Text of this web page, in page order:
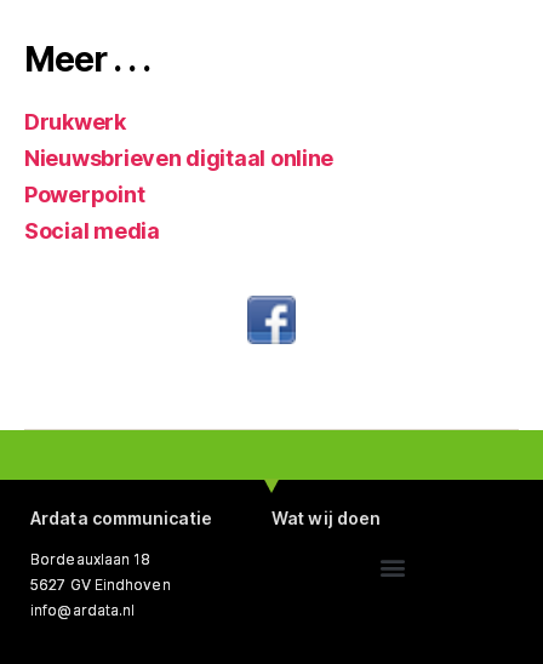
Meer . . .
Drukwerk
Nieuwsbrieven digitaal online
Powerpoint
Social media
Ardata communicatie
Bordeauxlaan 18
5627 GV Eindhoven
info@ardata.nl
Wat wij doen